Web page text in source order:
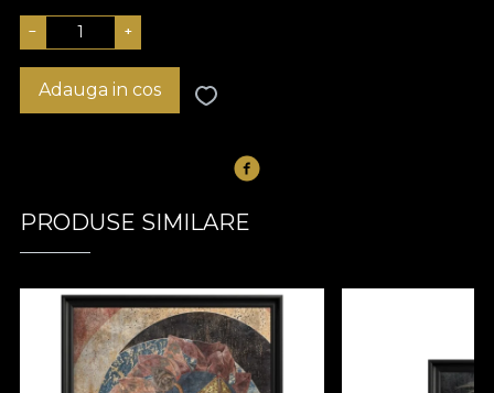
− +
Adauga in cos
PRODUSE SIMILARE